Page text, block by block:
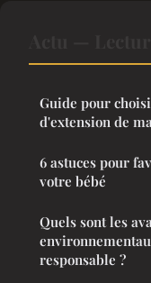
Guide pour
d'extension de
6 astuces pour
votre bébé
Quels sont les
responsable ?